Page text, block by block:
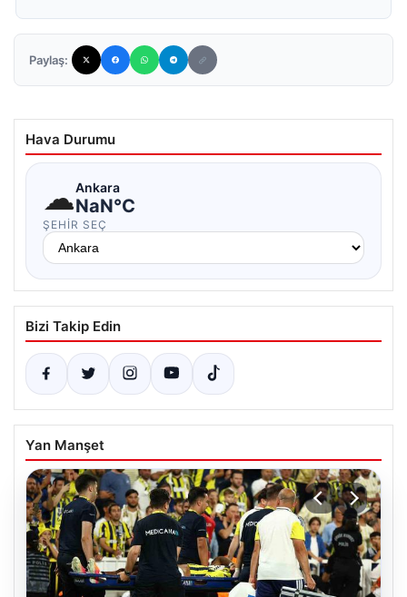
Paylaş:
Hava Durumu
☁Ankara
NaN°C
ŞEHIR SEÇ
Bizi Takip Edin
Yan Manşet